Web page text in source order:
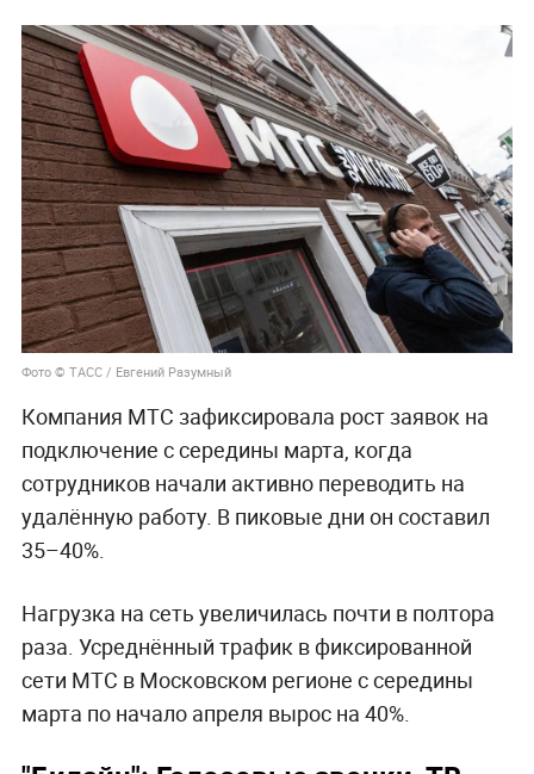
Фото © ТАСС / Евгений Разумный
Компания МТС зафиксировала рост заявок на
подключение с середины марта, когда
сотрудников начали активно переводить на
удалённую работу. В пиковые дни он составил
35–40%.
Нагрузка на сеть увеличилась почти в полтора
раза. Усреднённый трафик в фиксированной
сети МТС в Московском регионе с середины
марта по начало апреля вырос на 40%.